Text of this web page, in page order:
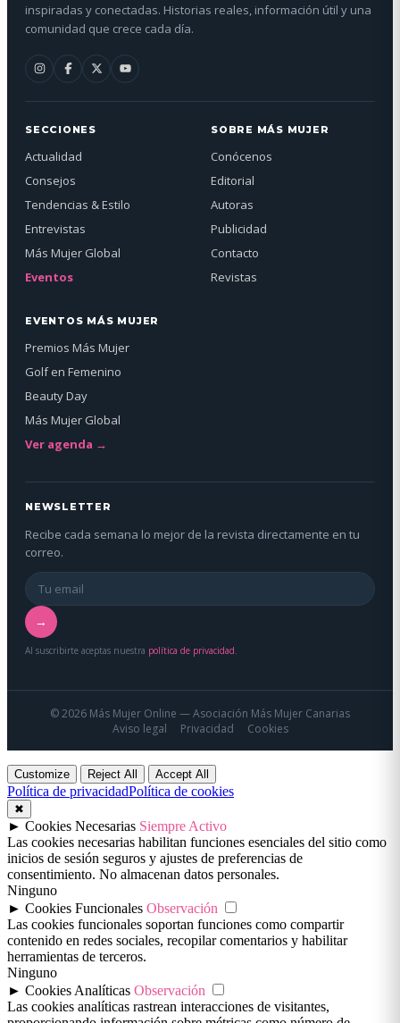
inspiradas y conectadas. Historias reales, información útil y una
comunidad que crece cada día.
SECCIONES
Actualidad
Consejos
Tendencias & Estilo
Entrevistas
Más Mujer Global
Eventos
SOBRE MÁS MUJER
Conócenos
Editorial
Autoras
Publicidad
Contacto
Revistas
EVENTOS MÁS MUJER
Premios Más Mujer
Golf en Femenino
Beauty Day
Más Mujer Global
Ver agenda →
NEWSLETTER
Recibe cada semana lo mejor de la revista directamente en tu
correo.
→
Al suscribirte aceptas nuestra política de privacidad
© 2026 Más Mujer Online — Asociación Más Mujer Canarias
Aviso legal
Privacidad Cookies
Customize Reject All Accept All
Política de privacidadPolítica de cookies
✖
► Cookies Necesarias Siempre Activo
Las cookies necesarias habilitan funciones esenciales del sitio como
inicios de sesión seguros y ajustes de preferencias de
consentimiento. No almacenan datos personales.
Ninguno
► Cookies Funcionales Observación
Las cookies funcionales soportan funciones como compartir
contenido en redes sociales, recopilar comentarios y habilitar
herramientas de terceros.
Ninguno
► Cookies Analíticas Observación
Las cookies analíticas rastrean interacciones de visitantes,